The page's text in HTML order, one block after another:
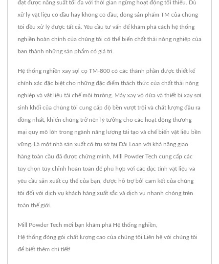
đạt được năng suất tối đa với thời gian ngừng hoạt động tối thiểu. Dù
xử lý vật liệu có dầu hay không có dầu, dòng sản phẩm TM của chúng
tôi đều xử lý được tất cả. Yêu cầu tư vấn để khám phá cách hệ thống
nghiền hoàn chỉnh của chúng tôi có thể biến chất thải nông nghiệp của
bạn thành những sản phẩm có giá trị.
Hệ thống nghiền xay sợi cọ TM-800 có các thành phần được thiết kế
chính xác đặc biệt cho những đặc điểm thách thức của chất thải nông
nghiệp và vật liệu tái chế môi trường. Máy xay vỏ dừa và thiết bị xay sợi
sinh khối của chúng tôi cung cấp độ bền vượt trội và chất lượng đầu ra
đồng nhất, khiến chúng trở nên lý tưởng cho các hoạt động thương
mại quy mô lớn trong ngành năng lượng tái tạo và chế biến vật liệu bền
vững. Là một nhà sản xuất có trụ sở tại Đài Loan với khả năng giao
hàng toàn cầu đã được chứng minh, Mill Powder Tech cung cấp các
tùy chọn tùy chỉnh hoàn toàn để phù hợp với các đặc tính vật liệu và
yêu cầu sản xuất cụ thể của bạn, được hỗ trợ bởi cam kết của chúng
tôi đối với dịch vụ khách hàng xuất sắc và dịch vụ nhanh chóng trên
toàn thế giới.
Mill Powder Tech mời bạn khám phá Hệ thống nghiền
Hệ thống đóng gói chất lượng cao của chúng tôi. Liên hệ với chúng tôi
để biết thêm chi tiết!